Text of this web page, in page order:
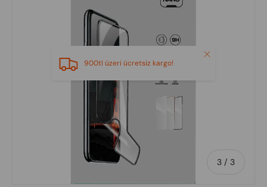
3 / of
3
900tl üzeri ücretsiz kargo!
Close